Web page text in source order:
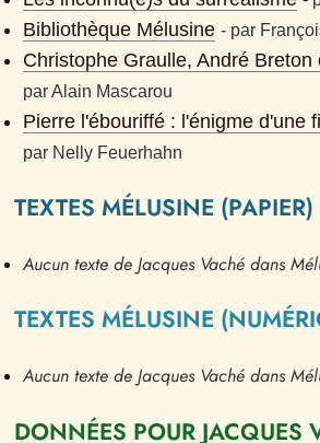
Bibliothèque Mélusine - par
Christophe Graulle, André Breton
parAlain Mascarou
Pierre l'ébouriffé : l'énigme d'une
par Nelly Feuerhahn
TEXTES MÉLUSINE (PAPIER)
Aucun texte de Jacques Vaché dans
TEXTES MÉLUSINE
Aucun texte de Jacques Vaché dans
DONNÉES POUR JACQUES